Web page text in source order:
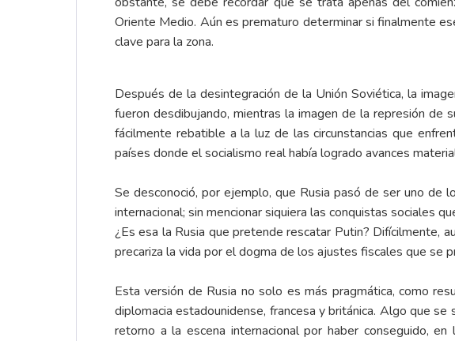
Oriente Medio. Aún es prematuro determinar si finalmente
clave para la zona.
Después de la desintegración de la Unión Soviética, la
fueron desdibujando, mientras la imagen de la represión de
fácilmente rebatible a la luz de las circunstancias que
países donde el socialismo real había logrado avances
Se desconoció, por ejemplo, que Rusia pasó de ser uno de
internacional; sin mencionar siquiera las conquistas sociales
¿Es esa la Rusia que pretende rescatar Putin? Difícilmente,
precariza la vida por el dogma de los ajustes fiscales que se
Esta versión de Rusia no solo es más pragmática, como
diplomacia estadounidense, francesa y británica. Algo que
retorno a la escena internacional por haber conseguido,